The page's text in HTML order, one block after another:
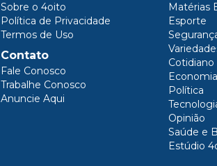
Sobre o 4oito
Política de Privacidade
Termos de Uso
Contato
Fale Conosco
Trabalhe Conosco
Anuncie Aqui
Matérias
Esporte
Cotidiano
Economia
Política
Opinião
Saúde e
Estúdio